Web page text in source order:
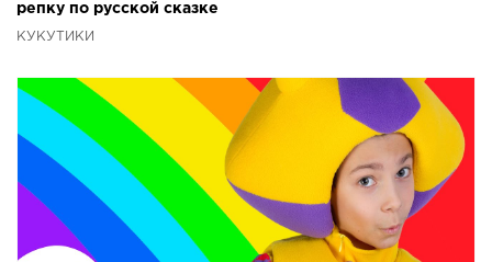
репку по русской сказке
КУКУТИКИ